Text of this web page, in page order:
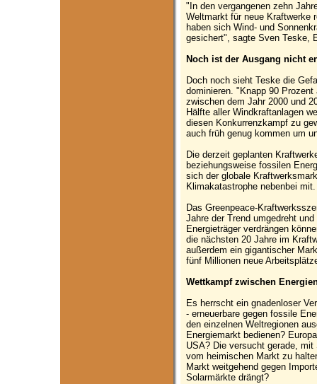
"In den vergangenen zehn
Weltmarkt für neue Kraftwerke
haben sich Wind- und
gesichert", sagte Sven Teske,
Noch ist der Ausgang nicht
Doch noch sieht Teske die
dominieren. "Knapp 90
zwischen dem Jahr 2000 und
Hälfte aller Windkraftanlagen
diesen Konkurrenzkampf zu
auch früh genug kommen um
Die derzeit geplanten
beziehungsweise fossilen
sich der globale
Klimakatastrophe nebenbei mit.
Das Greenpeace-
Jahre der Trend umgedreht
Energieträger verdrängen
die nächsten 20 Jahre im
außerdem ein gigantischer
fünf Millionen neue
Wettkampf zwischen
Es herrscht ein gnadenloser
- erneuerbare gegen fossile
den einzelnen Weltregionen
Energiemarkt bedienen?
USA? Die versucht gerade,
vom heimischen Markt zu
Markt weitgehend gegen
Solarmärkte drängt?